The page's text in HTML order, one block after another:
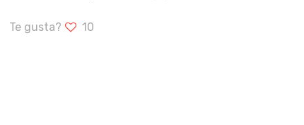
Te gusta? 10